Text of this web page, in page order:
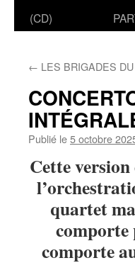
(CD)
← LES BRIGADES
Publié le5 octobre
Cette
quartet
comporte
comporte